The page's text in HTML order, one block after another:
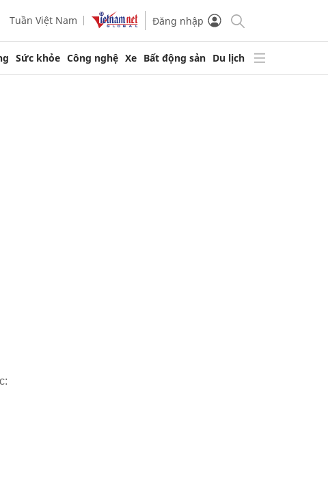
Tuần Việt Nam Đăng nhập
Sức khỏe Công nghệ Xe Bất động sản Du lịch